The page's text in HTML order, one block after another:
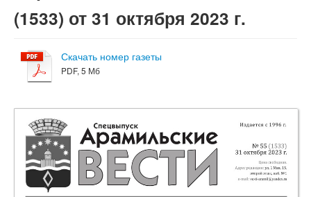
(1533) от 31 октября 2023 г.
Скачать номер газеты
PDF, 5 Мб